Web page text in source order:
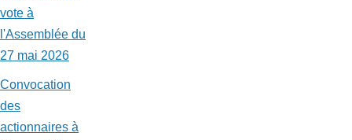
vote à
l'Assemblée du
27 mai 2026
Convocation
des
actionnaires à